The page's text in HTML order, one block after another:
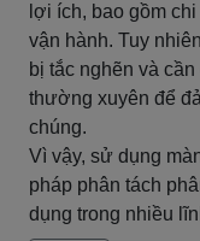
lợi ích, bao gồm
vận hành. Tuy
bị tắc nghẽn và
thường xuyên để
chúng.
Vì vậy, sử dụng
pháp phân tách
dụng trong nhiều